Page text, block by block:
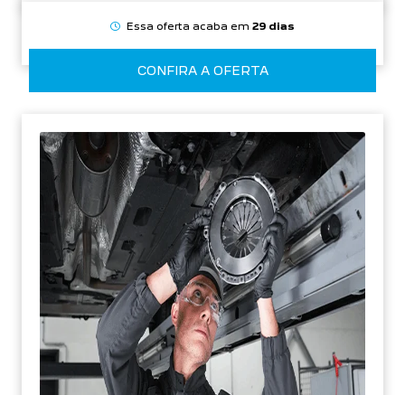
Essa oferta acaba em 29 dias
CONFIRA A OFERTA